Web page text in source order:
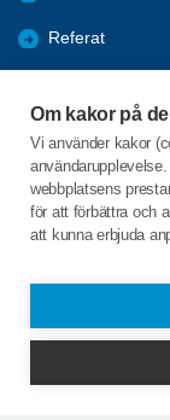
Om kakor på
Vi använder kakor
webbplatsens
för att förbättra och
att kunna erbjuda
Referat
Förmåner
KPR
C/o:Agneta